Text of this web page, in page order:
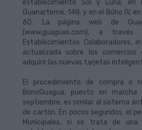
establecimiento Sol y Luna, en
Guanarteme, 148; y en el Búho IV,
60. La página web de
(www.guaguas.com), a
Establecimientos Colaboradores,
actualizada sobre los comercios
adquirir las nuevas tarjetas
El procedimiento de compra o
BonoGuagua, puesto en
septiembre, es similar al sistema
de cartón. En pocos segundos, el
Municipales, si se trata de